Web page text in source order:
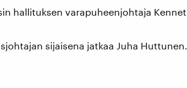
hallituksen varapuheenjohtaja
sijaisena jatkaa Juha Huttunen.